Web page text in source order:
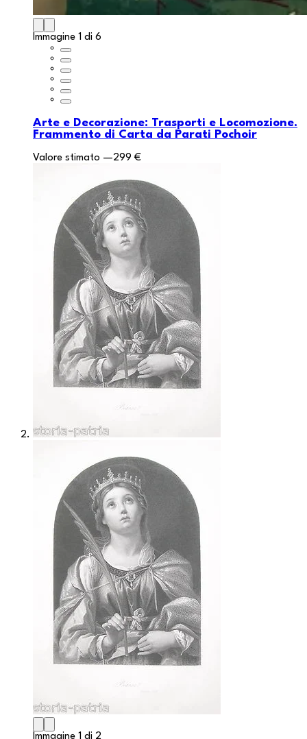
Immagine 1 di 6
Arte e Decorazione: Trasporti e Locomozione.
Frammento di Carta da Parati Pochoir
Valore stimato —299 €
Immagine 1 di 2